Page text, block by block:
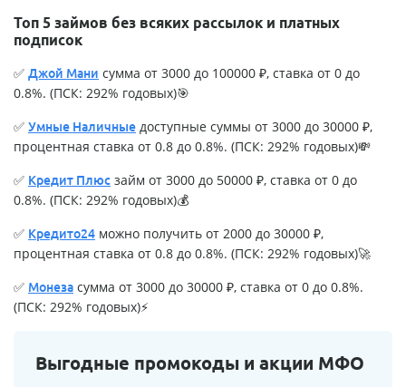
Топ 5 займов без всяких рассылок и платных
подписок
✅ Джой Мани сумма от 3000 до 100000 ₽, ставка от 0 до
0.8%. (ПСК: 292% годовых)🎯
✅ Умные Наличные доступные суммы от 3000 до 30000 ₽,
процентная ставка от 0.8 до 0.8%. (ПСК: 292% годовых)💸
✅ Кредит Плюс займ от 3000 до 50000 ₽, ставка от 0 до
0.8%. (ПСК: 292% годовых)💰
✅ Кредито24 можно получить от 2000 до 30000 ₽,
процентная ставка от 0.8 до 0.8%. (ПСК: 292% годовых)🚀
✅ Монеза сумма от 3000 до 30000 ₽, ставка от 0 до 0.8%.
(ПСК: 292% годовых)⚡
Выгодные промокоды и акции МФО